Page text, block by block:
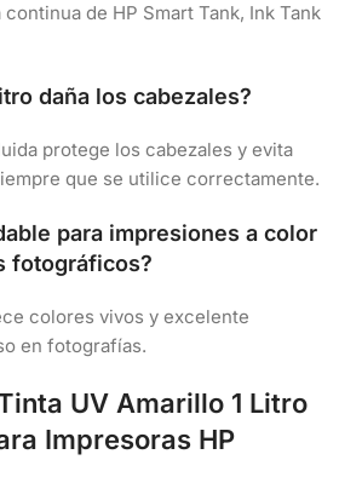
de HP Smart Tank, Ink Tank
daña los cabezales?
protege los cabezales y evita
que se utilice correctamente.
para impresiones a color
fotográficos?
colores vivos y excelente
en fotografías.
UV Amarillo 1 Litro
Impresoras HP